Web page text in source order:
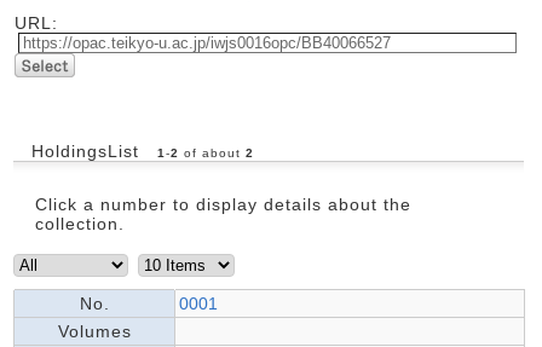
URL:
HoldingsList 1 -2 of about 2
Click a number to display details about the
collection.
No.
0001
Volumes